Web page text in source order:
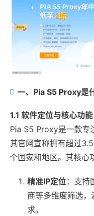
一、Pia S5 Proxy是
1.1 软件定位与核心功能
Pia S5 Proxy是一款专
其官网宣称拥有超过
个国家和地区。其核心
精准IP定位 ：支持
商等多维度筛选
求。